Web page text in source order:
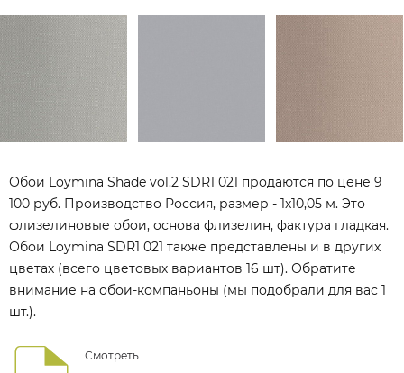
Обои Loymina Shade vol.2 SDR1 021 продаются по цене 9
100 руб. Производство Россия, размер - 1x10,05 м. Это
флизелиновые обои, основа флизелин, фактура гладкая.
Обои Loymina SDR1 021 также представлены и в других
цветах (всего цветовых вариантов 16 шт). Обратите
внимание на обои-компаньоны (мы подобрали для вас 1
шт.).
Смотреть